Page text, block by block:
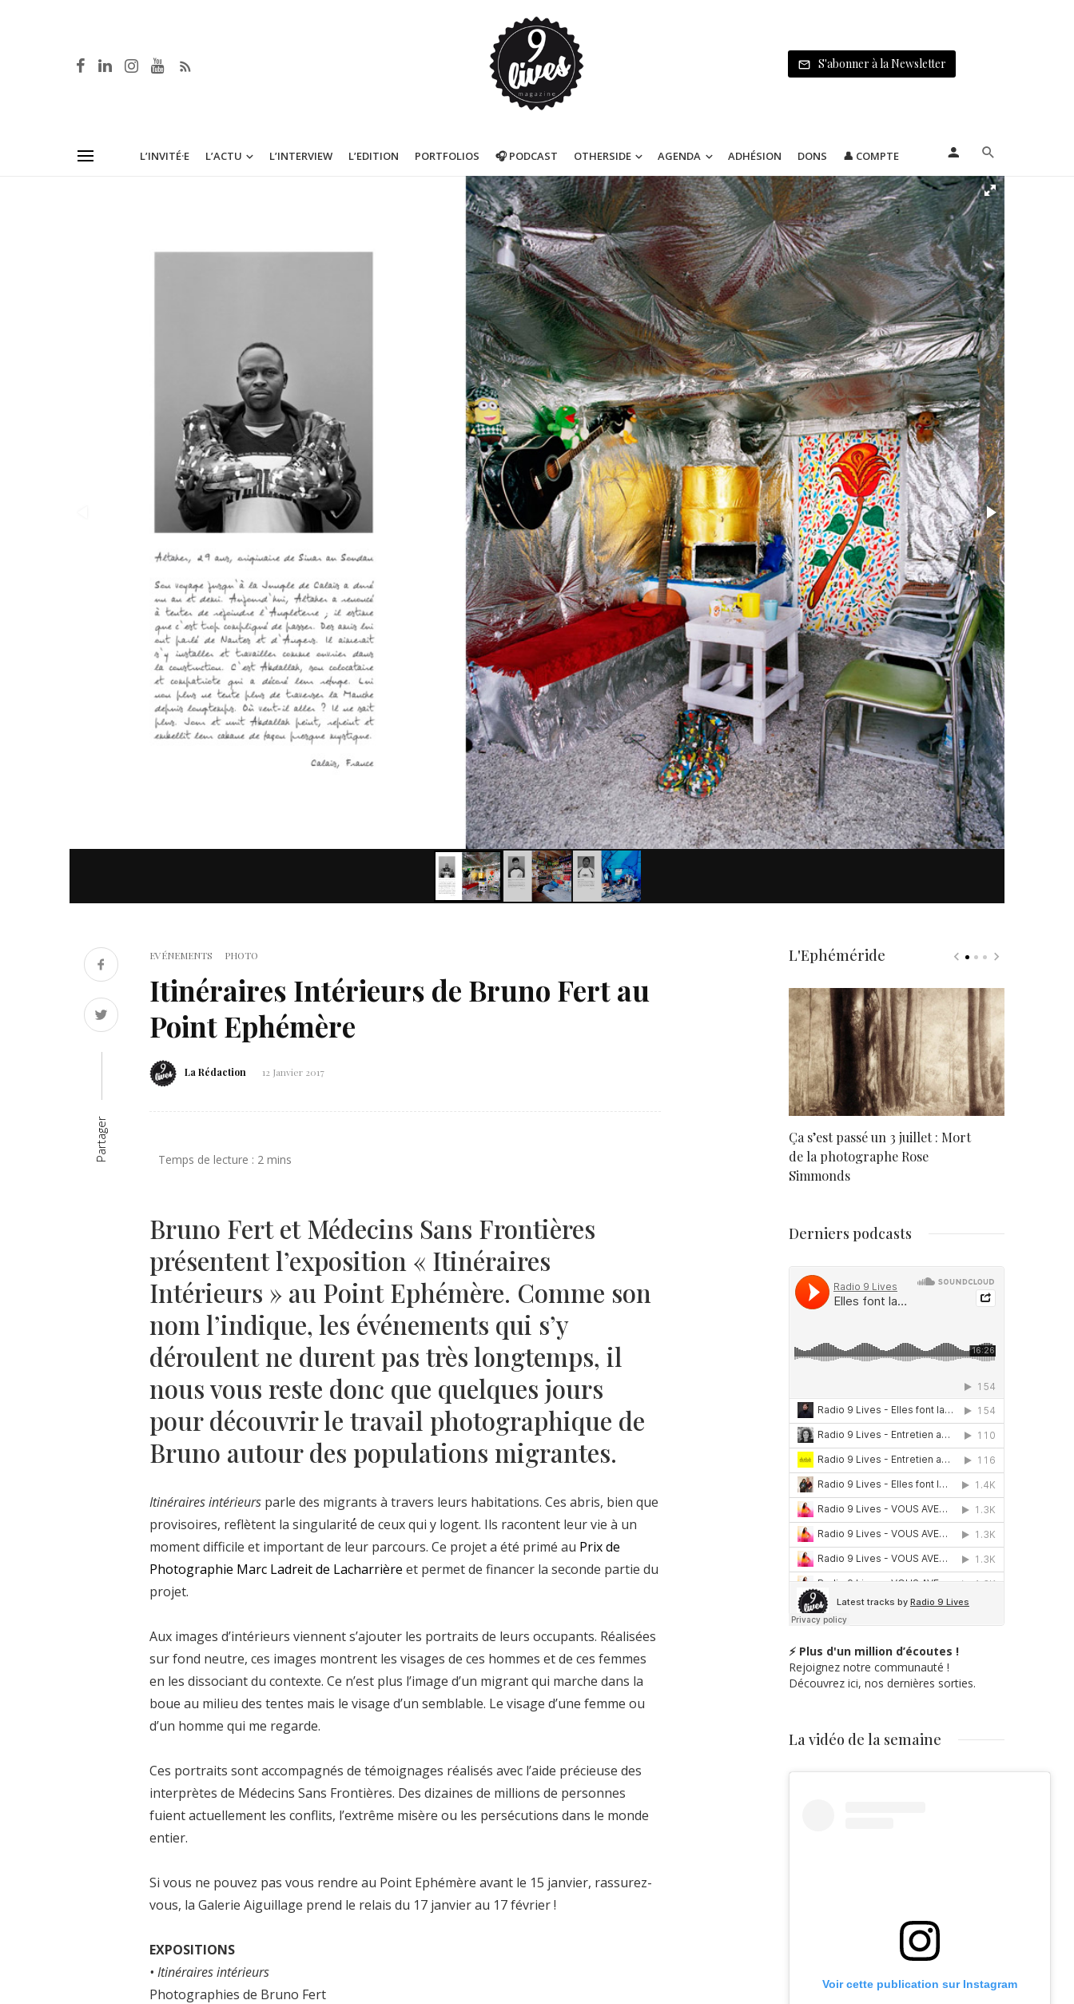
S'abonner à la Newsletter
L’INVITÉ·E L’ACTU L’INTERVIEW L’EDITION PORTFOLIOS 🎧 PODCAST OTHERSIDE AGENDA ADHÉSION DONS 👤 COMPTE
Partager
EVÉNEMENTS PHOTO
Itinéraires Intérieurs de Bruno Fert au
Point Ephémère
La Rédaction 12 Janvier 2017
Bruno Fert et Médecins Sans Frontières
présentent l’exposition « Itinéraires
Intérieurs » au Point Ephémère. Comme son
nom l’indique, les événements qui s’y
déroulent ne durent pas très longtemps, il
nous vous reste donc que quelques jours
pour découvrir le travail photographique de
Bruno autour des populations migrantes.
Itinéraires intérieurs parle des migrants à travers leurs habitations. Ces abris, bien que
provisoires, reflètent la singularité́ de ceux qui y logent. Ils racontent leur vie à un
moment difficile et important de leur parcours. Ce projet a été primé au Prix de
Photographie Marc Ladreit de Lacharrière et permet de financer la seconde partie du
projet.
Aux images d’intérieurs viennent s’ajouter les portraits de leurs occupants. Réalisées
sur fond neutre, ces images montrent les visages de ces hommes et de ces femmes
en les dissociant du contexte. Ce n’est plus l’image d’un migrant qui marche dans la
boue au milieu des tentes mais le visage d’un semblable. Le visage d’une femme ou
d’un homme qui me regarde.
Ces portraits sont accompagnés de témoignages réalisés avec l’aide précieuse des
interprètes de Médecins Sans Frontières. Des dizaines de millions de personnes
fuient actuellement les conflits, l’extrême misère ou les persécutions dans le monde
entier.
Si vous ne pouvez pas vous rendre au Point Ephémère avant le 15 janvier, rassurez-
vous, la Galerie Aiguillage prend le relais du 17 janvier au 17 février !
EXPOSITIONS
• Itinéraires intérieurs
Photographies de Bruno Fert
L'Ephéméride
Ça s’est passé un 3 juillet : Mort
de la photographe Rose
Simmonds
Derniers podcasts
⚡ Plus d'un million d’écoutes !
Rejoignez notre communauté !
Découvrez ici, nos dernières sorties.
La vidéo de la semaine
Voir cette publication sur Instagram